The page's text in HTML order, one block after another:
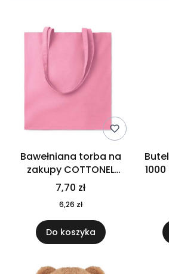
Bawełniana torba na
zakupy COTTONEL
COLOUR++ MO9846-11
7,70 zł
6,26 zł
Do koszyka
1000